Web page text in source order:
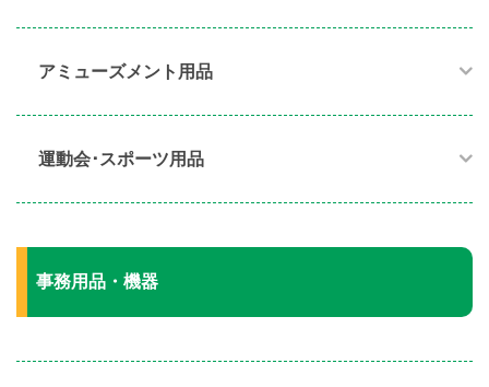
アミューズメント用品​
運動会･スポーツ用品​
事務用品・機器